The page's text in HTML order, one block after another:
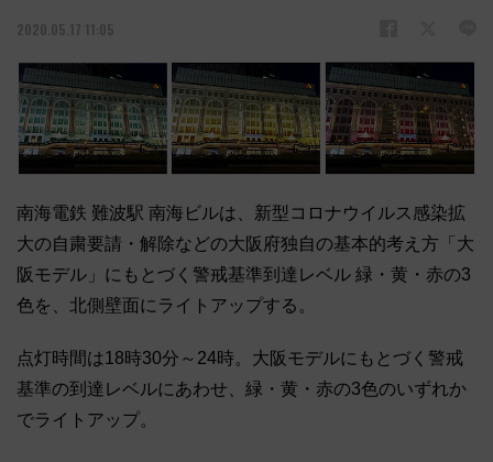
2020.05.17 11:05
南海電鉄 難波駅 南海ビルは、新型コロナウイルス感染拡
大の自粛要請・解除などの大阪府独自の基本的考え方「大
阪モデル」にもとづく警戒基準到達レベル 緑・黄・赤の3
色を、北側壁面にライトアップする。
点灯時間は18時30分～24時。大阪モデルにもとづく警戒
基準の到達レベルにあわせ、緑・黄・赤の3色のいずれか
でライトアップ。